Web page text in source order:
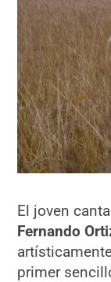
El joven
Fernando
primer